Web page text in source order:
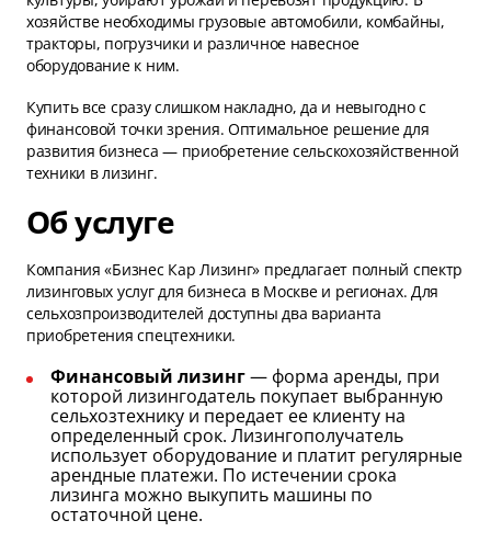
хозяйстве необходимы грузовые автомобили, комбайны,
тракторы, погрузчики и различное навесное
оборудование к ним.
Купить все сразу слишком накладно, да и невыгодно с
финансовой точки зрения. Оптимальное решение для
развития бизнеса — приобретение сельскохозяйственной
техники в лизинг.
Об услуге
Компания «Бизнес Кар Лизинг» предлагает полный спектр
лизинговых услуг для бизнеса в Москве и регионах. Для
сельхозпроизводителей доступны два варианта
приобретения спецтехники.
Финансовый лизинг— форма аренды, при
которой лизингодатель покупает выбранную
сельхозтехнику и передает ее клиенту на
определенный срок. Лизингополучатель
использует оборудование и платит регулярные
арендные платежи. По истечении срока
лизинга можно выкупить машины по
остаточной цене.